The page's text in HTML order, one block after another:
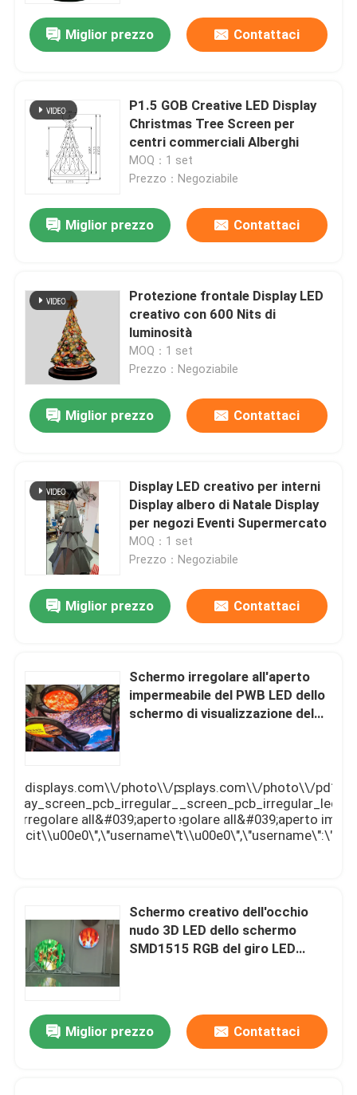
Prodotti
Spettacolo VR
Su di noi
Visita alla fabbrica
Contattaci
Notizie
Chiedi un preventivo
Miglior prezzo Contattaci
P1.5 GOB Creative LED Display
Christmas Tree Screen per
centri commerciali Alberghi
MOQ：1 set
Prezzo：Negoziabile
Miglior prezzo Contattaci
Protezione frontale Display LED
creativo con 600 Nits di
luminosità
MOQ：1 set
Prezzo：Negoziabile
Miglior prezzo Contattaci
Display LED creativo per interni
Display albero di Natale Display
per negozi Eventi Supermercato
MOQ：1 set
Prezzo：Negoziabile
Miglior prezzo Contattaci
Schermo irregolare all'aperto
impermeabile del PWB LED dello
schermo di visualizzazione del
photo\\/pd140515770-
irregolare all&#039;aperto impermeabile del PWB LED
\\/img.fullcolor-leddisplays.com\\/photo\\/
CIF sulla vostra Schermo irregolare all&#039;aperto
del LED di
Schermo creativo dell'occhio
nudo 3D LED dello schermo
SMD1515 RGB del giro LED
Miglior prezzo Contattaci